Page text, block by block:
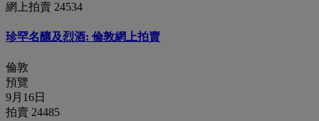
網上拍賣 24534
珍罕名釀及烈酒: 倫敦網上拍賣
倫敦
預覽
9月16日
拍賣 24485